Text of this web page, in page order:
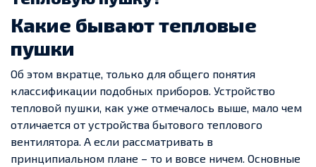
Какие бывают тепловые
пушки
Об этом вкратце, только для общего понятия
классификации подобных приборов. Устройство
тепловой пушки, как уже отмечалось выше, мало чем
отличается от устройства бытового теплового
вентилятора. А если рассматривать в
принципиальном плане – то и вовсе ничем. Основные